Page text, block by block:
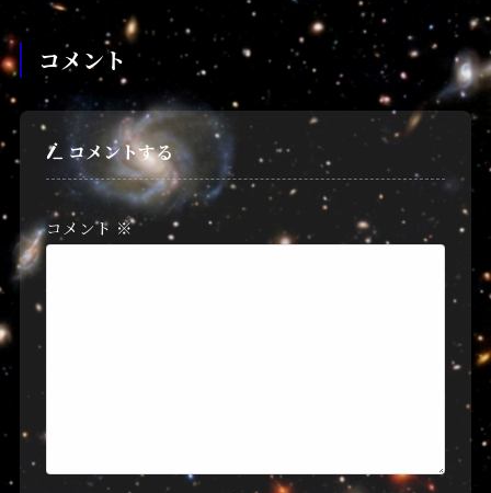
コメント
コメントする
コメント ※